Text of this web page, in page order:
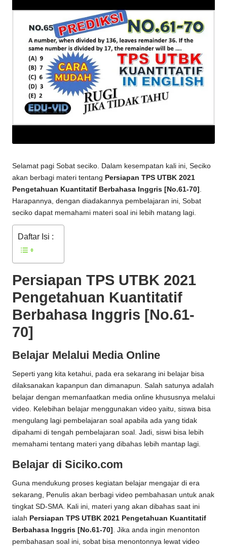
Selamat pagi Sobat seciko. Dalam kesempatan kali ini, Seciko
akan berbagi materi tentang Persiapan TPS UTBK 2021
Pengetahuan Kuantitatif Berbahasa Inggris [No.61-70] .
Harapannya, dengan diadakannya pembelajaran ini, Sobat
seciko dapat memahami materi soal ini lebih matang lagi.
Daftar Isi :
Persiapan TPS UTBK 2021
Pengetahuan Kuantitatif
Berbahasa Inggris [No.61-
70]
Belajar Melalui Media Online
Seperti yang kita ketahui, pada era sekarang ini belajar bisa
dilaksanakan kapanpun dan dimanapun. Salah satunya adalah
belajar dengan memanfaatkan media online khususnya melalui
video. Kelebihan belajar menggunakan video yaitu, siswa bisa
mengulang lagi pembelajaran soal apabila ada yang tidak
dipahami di tengah pembelajaran soal. Jadi, siswi bisa lebih
memahami tentang materi yang dibahas lebih mantap lagi.
Belajar di Siciko.com
Guna mendukung proses kegiatan belajar mengajar di era
sekarang, Penulis akan berbagi video pembahasan untuk anak
tingkat SD-SMA. Kali ini, materi yang akan dibahas saat ini
ialah Persiapan TPS UTBK 2021 Pengetahuan Kuantitatif
Berbahasa Inggris [No.61-70] . Jika anda ingin menonton
pembahasan soal ini, sobat bisa menontonnya lewat video